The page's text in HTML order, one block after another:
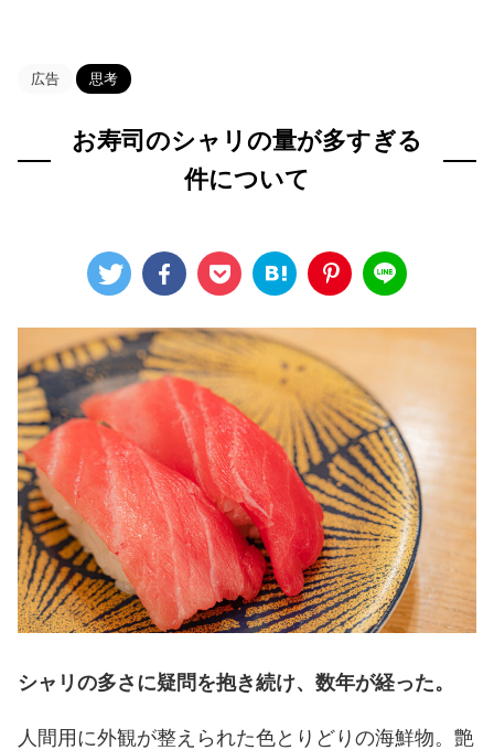
広告 思考
お寿司のシャリの量が多すぎる
件について
シャリの多さに疑問を抱き続け、数年が経った。
人間用に外観が整えられた色とりどりの海鮮物。艶